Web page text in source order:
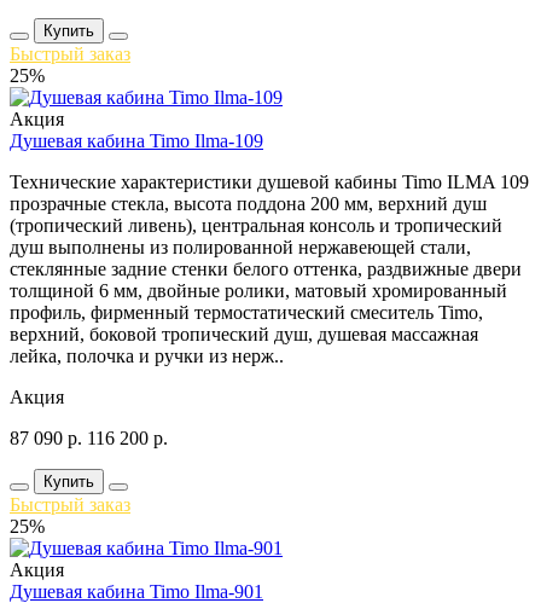
Купить
Быстрый заказ
25%
Акция
Душевая кабина Timo Ilma-109
Технические характеристики душевой кабины Timo ILMA 109
прозрачные стекла, высота поддона 200 мм, верхний душ
(тропический ливень), центральная консоль и тропический
душ выполнены из полированной нержавеющей стали,
стеклянные задние стенки белого оттенка, раздвижные двери
толщиной 6 мм, двойные ролики, матовый хромированный
профиль, фирменный термостатический смеситель Timo,
верхний, боковой тропический душ, душевая массажная
лейка, полочка и ручки из нерж..
Акция
87 090 р. 116 200 р.
Купить
Быстрый заказ
25%
Акция
Душевая кабина Timo Ilma-901